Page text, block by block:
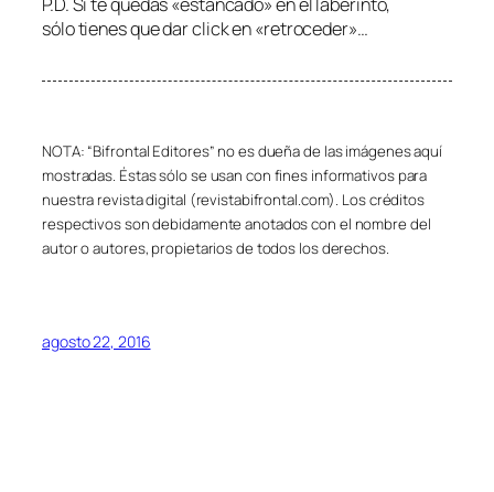
sólo tienes que dar click en «retroceder»…
NOTA: “Bifrontal Editores” no es dueña de las imágenes aquí
mostradas. Éstas sólo se usan con fines informativos para
nuestra revista digital (revistabifrontal.com). Los créditos
respectivos son debidamente anotados con el nombre del
autor o autores, propietarios de todos los derechos.
agosto 22, 2016